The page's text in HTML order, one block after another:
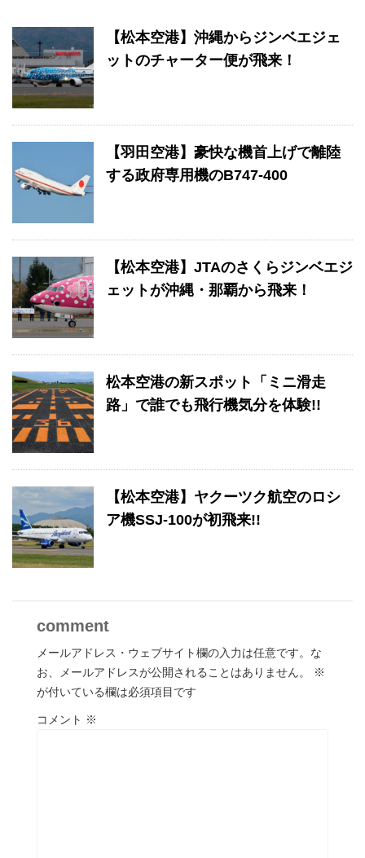
【松本空港】沖縄からジンベエジェ
ットのチャーター便が飛来！
【羽田空港】豪快な機首上げで離陸
する政府専用機のB747-400
【松本空港】JTAのさくらジンベエジ
ェットが沖縄・那覇から飛来！
松本空港の新スポット「ミニ滑走
路」で誰でも飛行機気分を体験!!
【松本空港】ヤクーツク航空のロシ
ア機SSJ-100が初飛来!!
comment
メールアドレス・ウェブサイト欄の入力は任意です。な
お、メールアドレスが公開されることはありません。
※
が付いている欄は必須項目です
コメント ※